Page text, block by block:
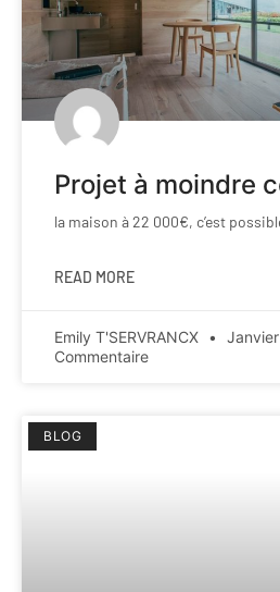
Projet à moindre
la maison à 22 000€, c’est
READ MORE
Emily T'SERVRANCX
Commentaire
BLOG